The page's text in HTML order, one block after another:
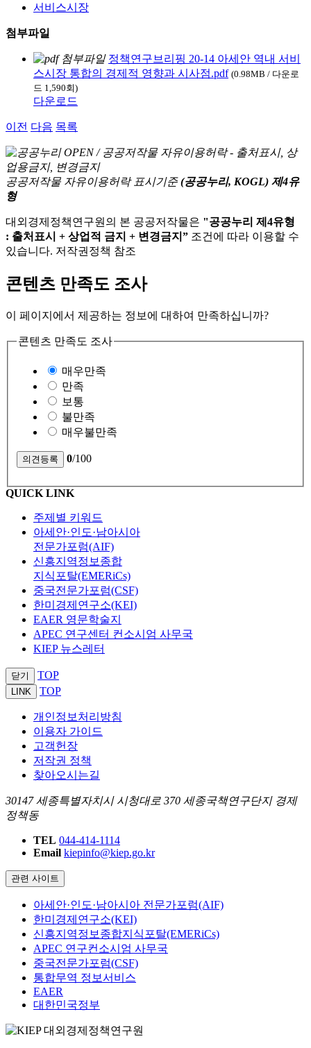
서비스시장
첨부파일
정책연구브리핑 20-14 아세안 역내 서비
스시장 통합의 경제적 영향과 시사점.pdf (0.98MB / 다운로
드 1,590회)
다운로드
이전 다음 목록
공공저작물 자유이용허락 표시기준 (공공누리, KOGL) 제4유
형
대외경제정책연구원의 본 공공저작물은 "공공누리 제4유형
: 출처표시 + 상업적 금지 + 변경금지” 조건에 따라 이용할 수
있습니다. 저작권정책 참조
콘텐츠 만족도 조사
이 페이지에서 제공하는 정보에 대하여 만족하십니까?
콘텐츠 만족도 조사
매우만족
만족
보통
불만족
매우불만족
0/100
QUICK LINK
주제별 키워드
아세안·인도·남아시아
전문가포럼(AIF)
신흥지역정보종합
지식포탈(EMERiCs)
중국전문가포럼(CSF)
한미경제연구소(KEI)
EAER 영문학술지
APEC 연구센터 컨소시엄 사무국
KIEP 뉴스레터
닫기 TOP
LINK TOP
개인정보처리방침
이용자 가이드
고객헌장
저작권 정책
찾아오시는길
30147 세종특별자치시 시청대로 370 세종국책연구단지 경제
정책동
TEL 044-414-1114
Email kiepinfo@kiep.go.kr
관련 사이트
아세안·인도·남아시아 전문가포럼(AIF)
한미경제연구소(KEI)
신흥지역정보종합지식포탈(EMERiCs)
APEC 연구컨소시엄 사무국
중국전문가포럼(CSF)
통합무역 정보서비스
EAER
대한민국정부